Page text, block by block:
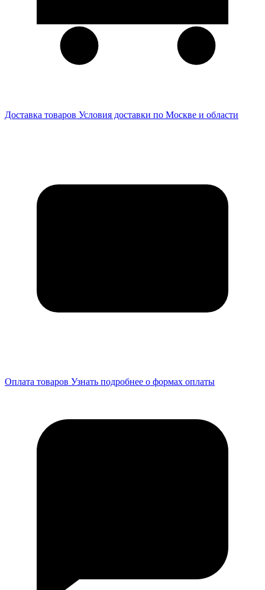
Доставка товаров Условия доставки по Москве и области
Оплата товаров Узнать подробнее о формах оплаты